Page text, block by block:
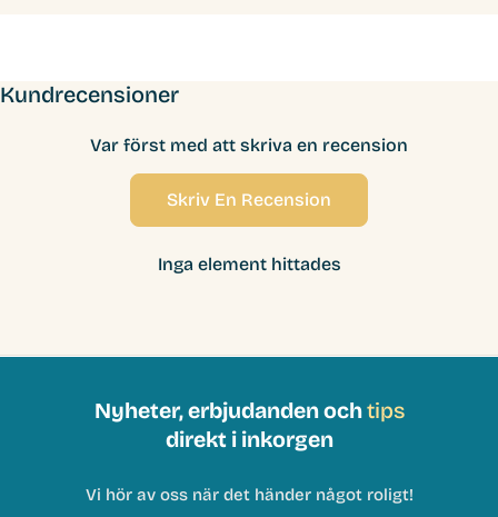
Kundrecensioner
Var först med att skriva en recension
Skriv En Recension
Inga element hittades
Nyheter, erbjudanden ochtips
direkt i inkorgen
Vi hör av oss när det händer något roligt!